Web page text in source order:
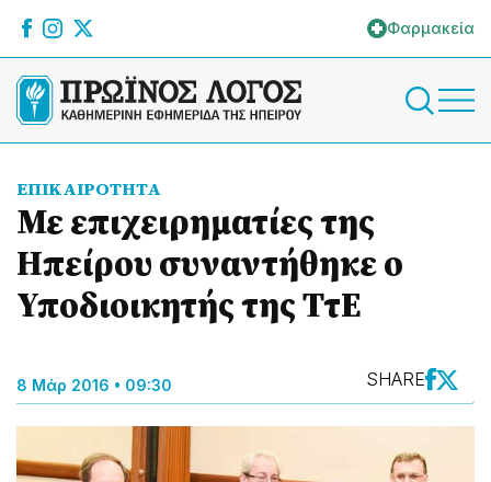
Φαρμακεία
ΕΠΙΚΑΙΡΟΤΗΤΑ
Με επιχειρηματίες της
Ηπείρου συναντήθηκε ο
Υποδιοικητής της ΤτΕ
8 Μάρ 2016 • 09:30 SHARE